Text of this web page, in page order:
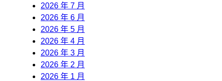
2026 年 7 月
2026 年 6 月
2026 年 5 月
2026 年 4 月
2026 年 3 月
2026 年 2 月
2026 年 1 月